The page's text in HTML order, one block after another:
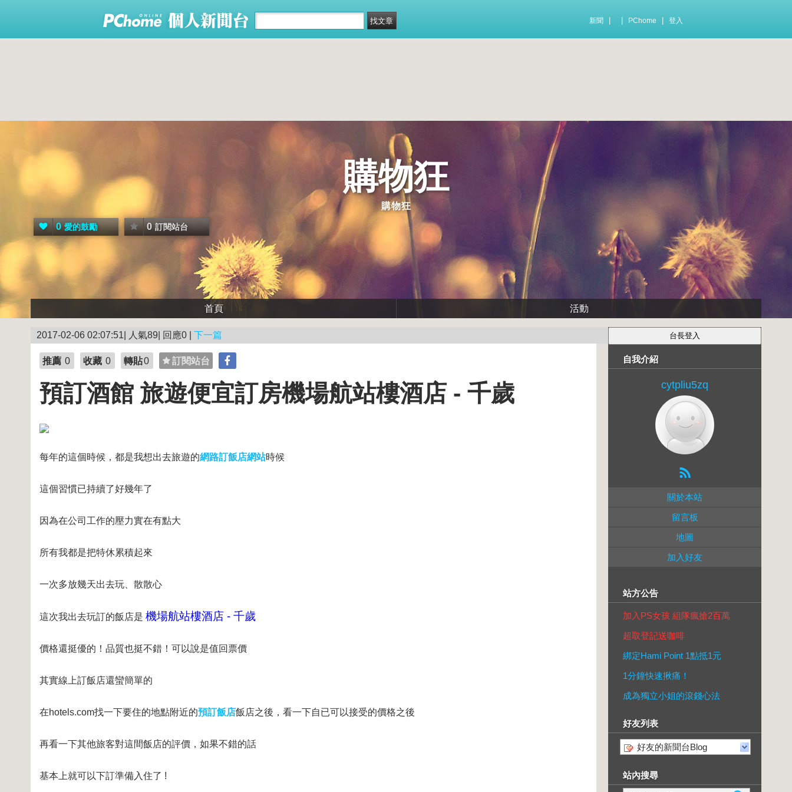
新聞 PChome 登入
購物狂
購物狂
0 愛的鼓勵 0 訂閱站台
首頁 活動
2017-02-06 02:07:51| 人氣89| 回應0 | 下一篇
推薦 0 收藏 0 轉貼0 訂閱站台
預訂酒館 旅遊便宜訂房機場航站樓酒店 - 千歲
每年的這個時候，都是我想出去旅遊的網路訂飯店網站時候
這個習慣已持續了好幾年了
因為在公司工作的壓力實在有點大
所有我都是把特休累積起來
一次多放幾天出去玩、散散心
這次我出去玩訂的飯店是 機場航站樓酒店 - 千歲
價格還挺優的！品質也挺不錯！可以說是值回票價
其實線上訂飯店還蠻簡單的
在hotels.com找一下要住的地點附近的預訂飯店飯店之後，看一下自已可以接受的價格之後
再看一下其他旅客對這間飯店的評價，如果不錯的話
基本上就可以下訂準備入住了 !
自我介紹
cytpliu5zq
關於本站
留言板
地圖
加入好友
站方公告
加入PS女孩 組隊瘋搶2百萬
超取登記送咖啡
綁定Hami Point 1點抵1元
1分鐘快速揪痛！
成為獨立小姐的滾錢心法
好友列表
好友的新聞台Blog
站內搜尋